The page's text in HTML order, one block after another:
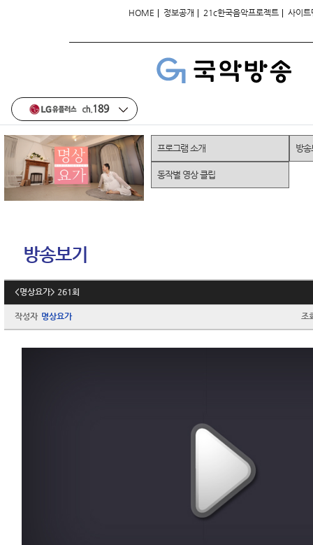
HOME | 정보공개 | 21c한국음악프로젝트 | 사이트
방송보기
<명상요가> 261회
작성자 명상요가 조
프로그램 소개 방
동작별 영상 클립